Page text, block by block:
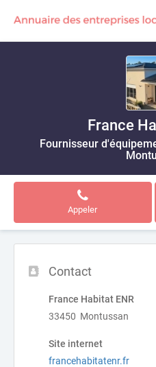
France
Fournisseur
Appeler
Contact
France Habitat ENR
33450 Montussan
Site internet
francehabitatenr.fr